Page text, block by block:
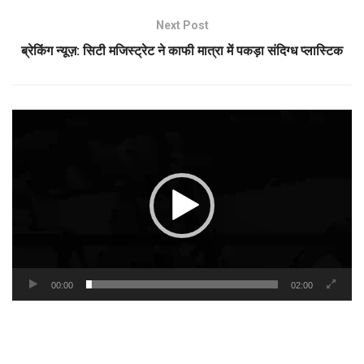
Next Post
ब्रेकिंग न्यूज़: सिटी मजिस्ट्रेट ने काफी मात्रा में पकड़ा संदिग्ध प्लास्टिक
00:00 02:00